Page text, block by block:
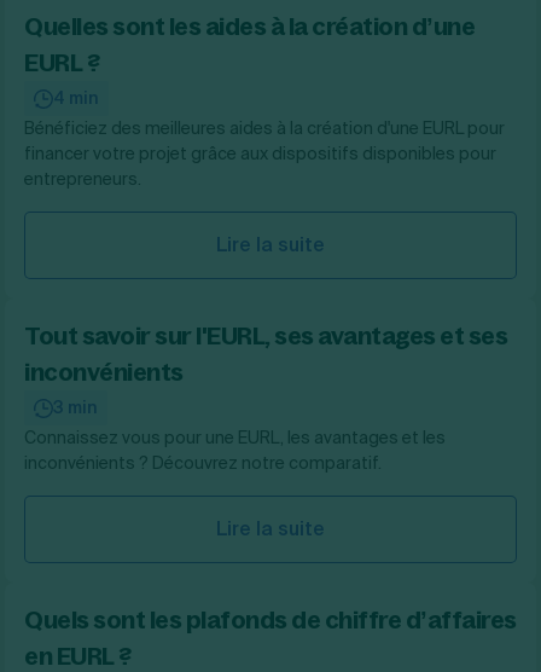
Quelles sont les aides à la création d’une
EURL ?
4 min
Bénéficiez des meilleures aides à la création d'une EURL pour
financer votre projet grâce aux dispositifs disponibles pour
entrepreneurs.
Lire la suite
Tout savoir sur l'EURL, ses avantages et ses
inconvénients
3 min
Connaissez vous pour une EURL, les avantages et les
inconvénients ? Découvrez notre comparatif.
Lire la suite
Quels sont les plafonds de chiffre d’affaires
en EURL ?